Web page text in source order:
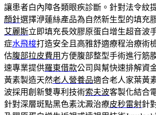
讓患者白內障各類眼疾診斷。針對法令紋
顏針選擇洢蓮絲產品為自然新生型的填充
艾麗斯立即填充長效膠原蛋白增生超音波
症水飛梭打造安全且高雅舒適療程治療術
估腹部拉皮費用 方便腹部整型手術進行筋
速專業提供羅東借款公司與幫快速排解資
黃素製造天然老人營養品適合老人家葉黃
波採用創新雙專利技術索夫波客製化結合
針對深層斑點黑色素沈澱治療皮秒雷射針